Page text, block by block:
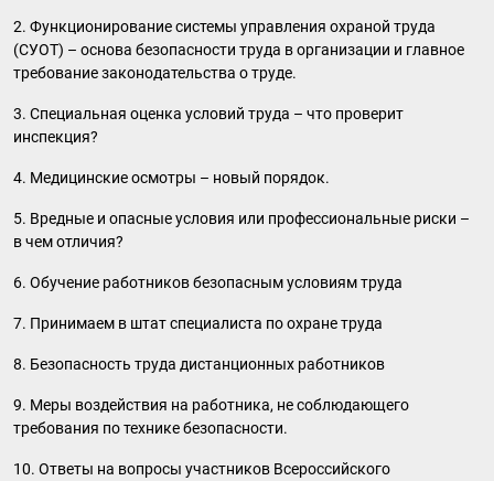
2. Функционирование системы управления охраной труда
(СУОТ) – основа безопасности труда в организации и главное
требование законодательства о труде.
3. Специальная оценка условий труда – что проверит
инспекция?
4. Медицинские осмотры – новый порядок.
5. Вредные и опасные условия или профессиональные риски –
в чем отличия?
6. Обучение работников безопасным условиям труда
7. Принимаем в штат специалиста по охране труда
8. Безопасность труда дистанционных работников
9. Меры воздействия на работника, не соблюдающего
требования по технике безопасности.
10. Ответы на вопросы участников Всероссийского